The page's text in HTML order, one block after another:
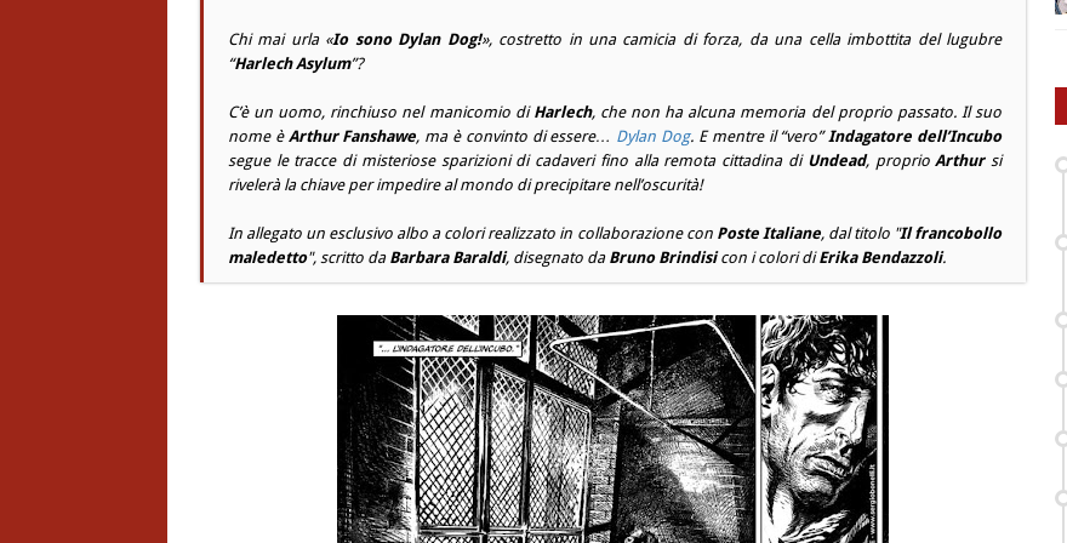
Chi mai urla «Io sono Dylan Dog!», costretto in una camicia di forza, da una cella imbottita del lugubre
“Harlech Asylum”?
C’è un uomo, rinchiuso nel manicomio di Harlech, che non ha alcuna memoria del proprio passato. Il suo
nome è Arthur Fanshawe, ma è convinto di essere… Dylan Dog. E mentre il “vero”Indagatore dell’Incubo
segue le tracce di misteriose sparizioni di cadaveri fino alla remota cittadina di Undead, proprioArthursi
rivelerà la chiave per impedire al mondo di precipitare nell’oscurità!
In allegato un esclusivo albo a colori realizzato in collaborazione con Poste Italiane, dal titolo "Il francobollo
maledetto", scritto da Barbara Baraldi, disegnato da Bruno Brindisicon i colori diErika Bendazzoli.